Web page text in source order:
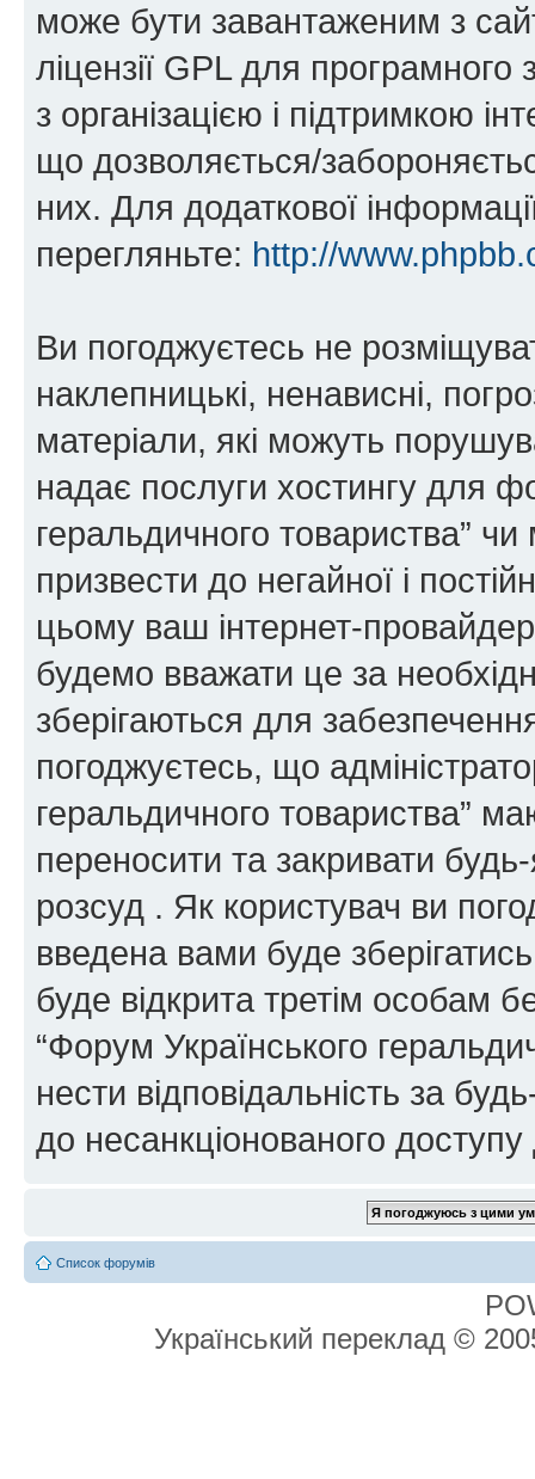
може бути завантаженим з
ліцензії GPL для
з організацією і підтримкою
що дозволяється/
них. Для додаткової
перегляньте: http://
Ви погоджуєтесь не
наклепницькі, ненависні,
матеріали, які можуть
надає послуги хостингу для
геральдичного товариства”
призвести до негайної і
цьому ваш інтернет-
будемо вважати це за
зберігаються для
погоджуєтесь, що
геральдичного товариства”
переносити та закривати
розсуд . Як користувач ви
введена вами буде
буде відкрита третім особам
“Форум Українського
нести відповідальність за
до несанкціонованого доступу
Список форумів
Український переклад ©